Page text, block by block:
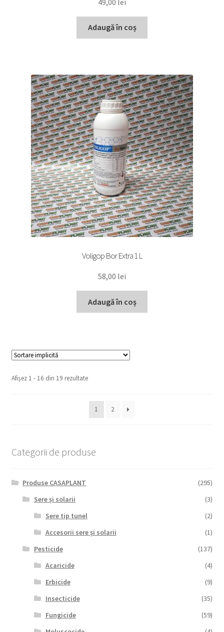
Adaugă în coș
Voligop Bor Extra 1 L
58,00 lei
Adaugă în coș
Afișez 1 - 16 din 19 rezultate
1 2
Categorii de produse
Produse CASAPLANT
(295)
Sere și solarii
(3)
Sere tip tunel
(2)
Accesorii sere și solarii
(1)
Pesticide
(137)
Acaricide
(4)
Erbicide
(9)
Insecticide
(35)
Fungicide
(59)